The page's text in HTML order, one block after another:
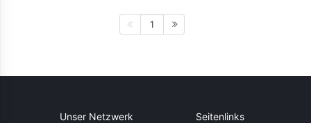
1
Unser Netzwerk Seitenlinks